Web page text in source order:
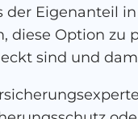
der Eigenanteil
diese Option zu
sind und